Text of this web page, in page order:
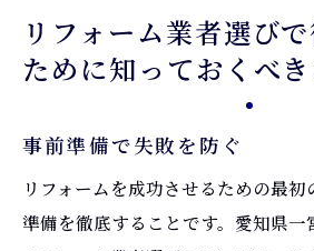
リフォーム業者選び
ために知っておくべき
事前準備で失敗を防ぐ
リフォームを成功させるための最
準備を徹底することです。愛知県一